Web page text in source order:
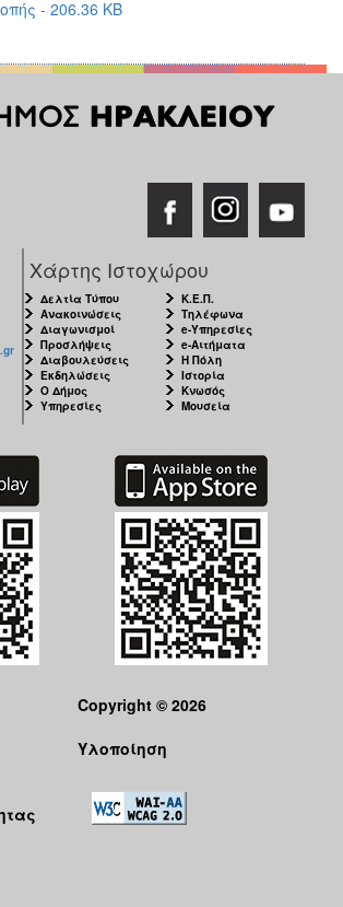
- 206.36 KB
Χάρτης Ιστοχώρου
Δελτία Τύπου
Ανακοινώσεις
Διαγωνισμοί
Προσλήψεις
Διαβουλεύσεις
Εκδηλώσεις
Ο Δήμος
Υπηρεσίες
Κ.Ε.Π.
Τηλέφωνα
e-Υπηρεσίες
e-Αιτήματα
Η Πόλη
Ιστορία
Κνωσός
Μουσεία
Copyright © 2026
Υλοποίηση